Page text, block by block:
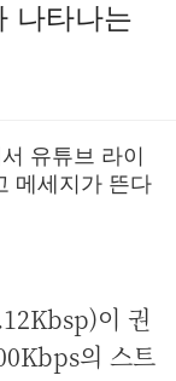
나타나는
유튜브 라이
메세지가 뜬다
이 권
의 스트